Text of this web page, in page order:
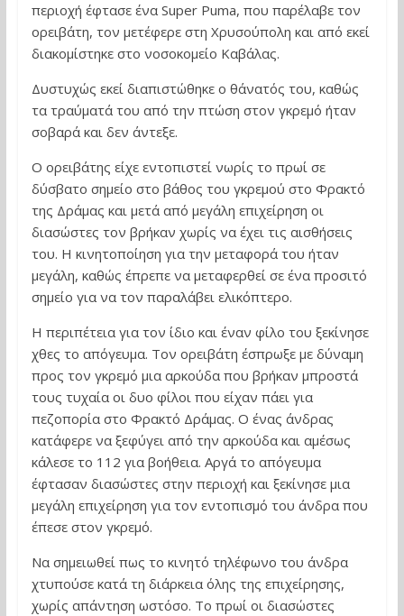
περιοχή έφτασε ένα Super Puma, που παρέλαβε τον
ορειβάτη, τον μετέφερε στη Χρυσούπολη και από εκεί
διακομίστηκε στο νοσοκομείο Καβάλας.
Δυστυχώς εκεί διαπιστώθηκε ο θάνατός του, καθώς
τα τραύματά του από την πτώση στον γκρεμό ήταν
σοβαρά και δεν άντεξε.
Ο ορειβάτης είχε εντοπιστεί νωρίς το πρωί σε
δύσβατο σημείο στο βάθος του γκρεμού στο Φρακτό
της Δράμας και μετά από μεγάλη επιχείρηση οι
διασώστες τον βρήκαν χωρίς να έχει τις αισθήσεις
του. Η κινητοποίηση για την μεταφορά του ήταν
μεγάλη, καθώς έπρεπε να μεταφερθεί σε ένα προσιτό
σημείο για να τον παραλάβει ελικόπτερο.
Η περιπέτεια για τον ίδιο και έναν φίλο του ξεκίνησε
χθες το απόγευμα. Τον ορειβάτη έσπρωξε με δύναμη
προς τον γκρεμό μια αρκούδα που βρήκαν μπροστά
τους τυχαία οι δυο φίλοι που είχαν πάει για
πεζοπορία στο Φρακτό Δράμας. Ο ένας άνδρας
κατάφερε να ξεφύγει από την αρκούδα και αμέσως
κάλεσε το 112 για βοήθεια. Αργά το απόγευμα
έφτασαν διασώστες στην περιοχή και ξεκίνησε μια
μεγάλη επιχείρηση για τον εντοπισμό του άνδρα που
έπεσε στον γκρεμό.
Να σημειωθεί πως το κινητό τηλέφωνο του άνδρα
χτυπούσε κατά τη διάρκεια όλης της επιχείρησης,
χωρίς απάντηση ωστόσο. Το πρωί οι διασώστες